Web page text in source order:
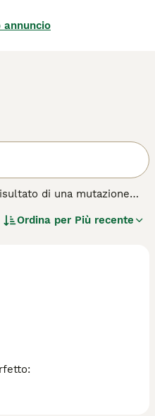
annuncio
di una mutazione
grandezza. Il mantello
grazie alla loro
i salti per preservare la
comprar" e
e affettuoso,
Ordina per Più recente